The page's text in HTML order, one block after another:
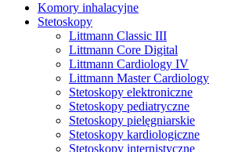
Komory inhalacyjne
Stetoskopy
Littmann Classic III
Littmann Core Digital
Littmann Cardiology IV
Littmann Master Cardiology
Stetoskopy elektroniczne
Stetoskopy pediatryczne
Stetoskopy pielęgniarskie
Stetoskopy kardiologiczne
Stetoskopy internistyczne